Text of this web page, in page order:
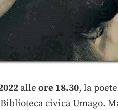
alle ore 18.30, la
civica Umago.